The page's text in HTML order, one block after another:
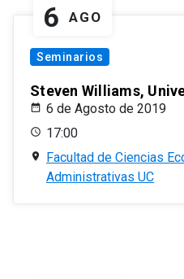
6 AGO
Seminarios
Steven Williams,
6 de Agosto de 2019
17:00
Facultad de Ciencias
Administrativas UC